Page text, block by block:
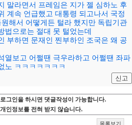
말라면서 프레임은 지가 젤 심하노 후
계속 언급했고 대통령 되고나서 국정
해서 어떻게든 털라 했지만 독립기관
법으로는 절대 못 털었는데
부하면 문재인 찐부하인 조국은 왜 공
열보고 어쩔땐 극우라하고 어쩔땐 좌파
노 ㅋㅋㅋㅋㅋㅋㅋ
신고
로그인을 하시면 댓글작성이 가능합니다.
인정보를 전혀 받지 않습니다.
목록보기